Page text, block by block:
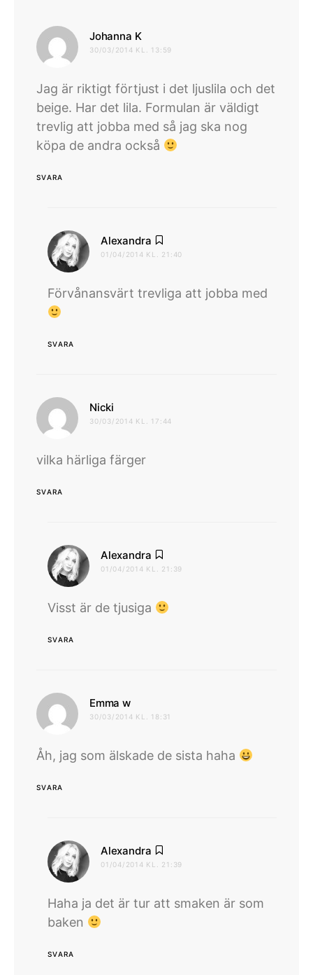
Johanna Kskriver:
30/03/2014 KL. 13:59
Jag är riktigt förtjust i det ljuslila och det
beige. Har det lila. Formulan är väldigt
trevlig att jobba med så jag ska nog
köpa de andra också
SVARA
Alexandra
01/04/2014 KL. 21:40
Förvånansvärt trevliga att jobba med
SVARA
Nicki
30/03/2014 KL. 17:44
vilka härliga färger
SVARA
Alexandra
01/04/2014 KL. 21:39
Visst är de tjusiga
SVARA
Emma wskriver:
30/03/2014 KL. 18:31
Åh, jag som älskade de sista haha
SVARA
Alexandra
01/04/2014 KL. 21:39
Haha ja det är tur att smaken är som
baken
SVARA